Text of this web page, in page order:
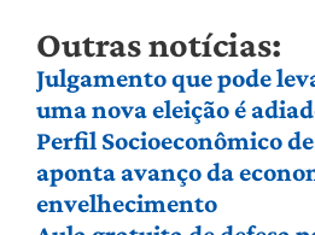
Outras notícias:
Julgamento que pode
uma nova eleição é
Perfil Socioeconômico
aponta avanço da
envelhecimento